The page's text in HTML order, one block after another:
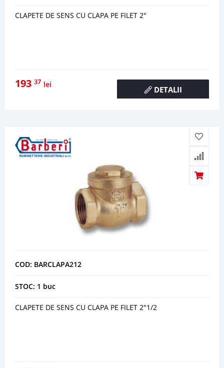
CLAPETE DE SENS CU CLAPA PE FILET 2"
193 37 lei
DETALII
COD: BARCLAPA212
STOC: 1 buc
CLAPETE DE SENS CU CLAPA PE FILET 2"1/2